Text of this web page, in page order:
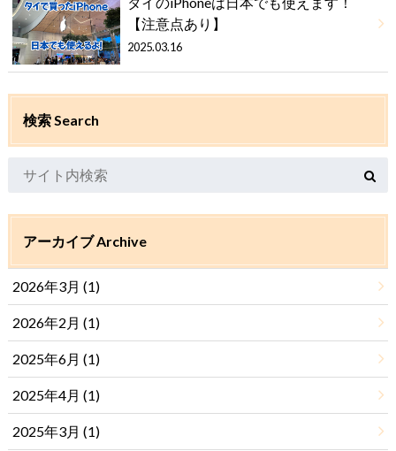
【注意点あり】
2025.03.16
検索 Search
アーカイブ Archive
2026年3月 (1)
2026年2月 (1)
2025年6月 (1)
2025年4月 (1)
2025年3月 (1)